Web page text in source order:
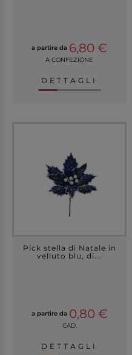
a partire da 6,80 €
A CONFEZIONE
DETTAGLI
Pick stella di Natale in
velluto blu, di...
a partire da 0,80 €
CAD.
DETTAGLI